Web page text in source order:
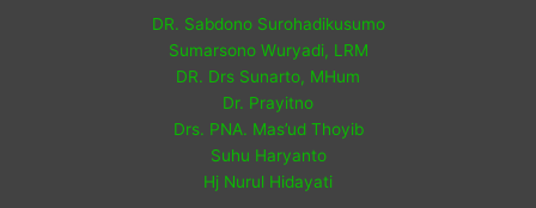
DR. Sabdono Surohadikusumo
Sumarsono Wuryadi, LRM
DR. Drs Sunarto, MHum
Dr. Prayitno
Drs. PNA. Mas’ud Thoyib
Suhu Haryanto
Hj Nurul Hidayati